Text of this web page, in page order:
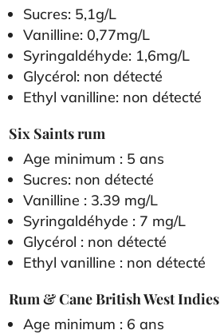
Sucres: 5,1g/L
Vanilline: 0,77mg/L
Syringaldéhyde: 1,6mg/L
Glycérol: non détecté
Ethyl vanilline: non détecté
Six Saints rum
Age minimum : 5 ans
Sucres: non détecté
Vanilline : 3.39 mg/L
Syringaldéhyde : 7 mg/L
Glycérol : non détecté
Ethyl vanilline : non détecté
Rum & Cane British West Indies
Age minimum : 6 ans